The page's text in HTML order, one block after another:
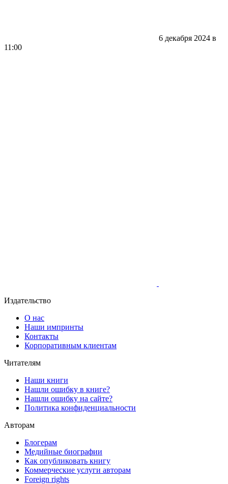
6 декабря 2024 в
11:00
Издательство
О нас
Наши импринты
Контакты
Корпоративным клиентам
Читателям
Наши книги
Нашли ошибку в книге?
Нашли ошибку на сайте?
Политика конфиденциальности
Авторам
Блогерам
Медийные биографии
Как опубликовать книгу
Коммерческие услуги авторам
Foreign rights